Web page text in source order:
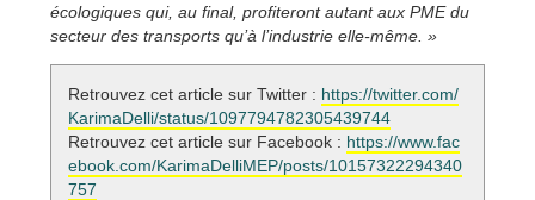
écologiques qui, au final, profiteront autant aux PME du
secteur des transports qu’à l’industrie elle-même. »
Retrouvez cet article sur Twitter : https://twitter.com/
KarimaDelli/status/1097794782305439744
Retrouvez cet article sur Facebook : https://www.fac
ebook.com/KarimaDelliMEP/posts/10157322294340
757